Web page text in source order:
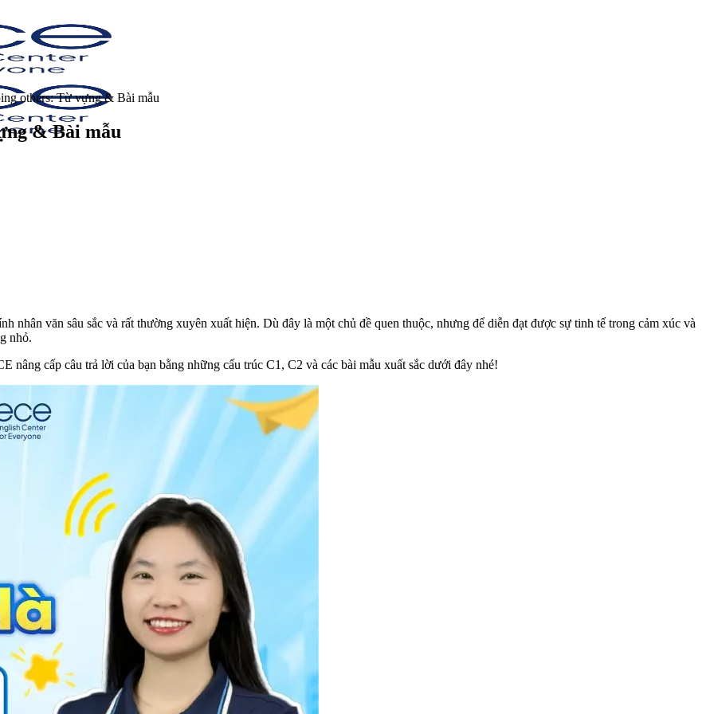
others: Từ vựng & Bài mẫu
& Bài mẫu
nhân văn sâu sắc và rất thường xuyên xuất hiện. Dù đây là một chủ đề quen thuộc, nhưng để diễn đạt được sự tinh tế trong cảm xúc và
nhỏ.
nâng cấp câu trả lời của bạn bằng những cấu trúc C1, C2 và các bài mẫu xuất sắc dưới đây nhé!